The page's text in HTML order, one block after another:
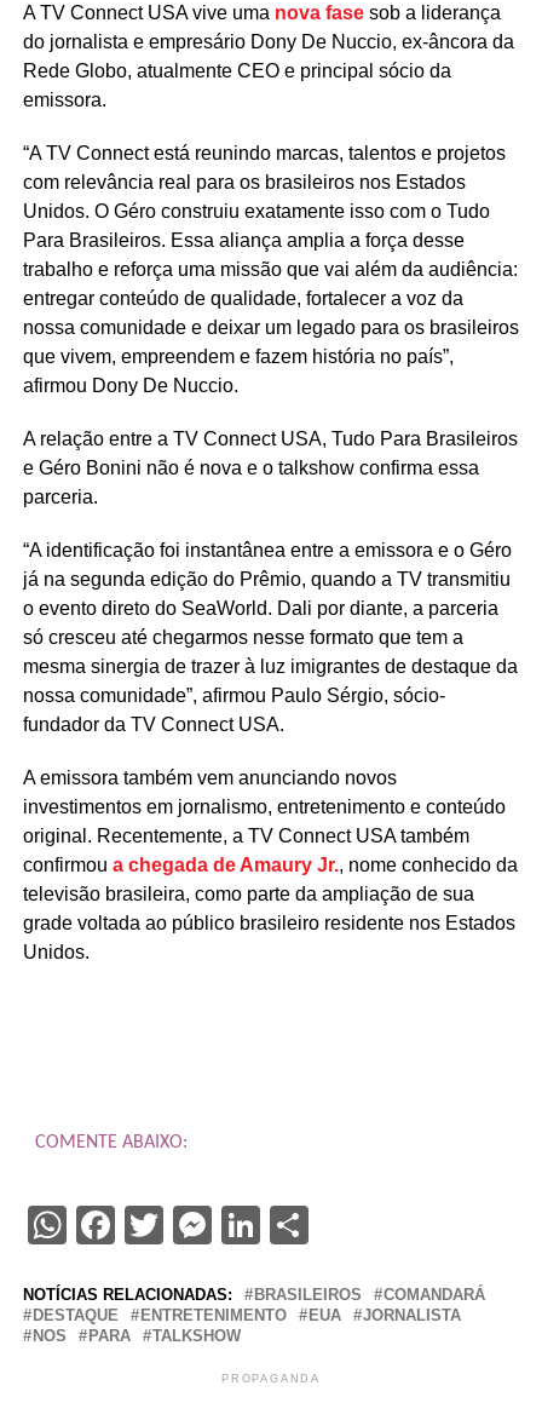
A TV Connect USA vive uma nova fasesob a liderança
do jornalista e empresário Dony De Nuccio, ex-âncora da
Rede Globo, atualmente CEO e principal sócio da
emissora.
“A TV Connect está reunindo marcas, talentos e projetos
com relevância real para os brasileiros nos Estados
Unidos. O Géro construiu exatamente isso com o Tudo
Para Brasileiros. Essa aliança amplia a força desse
trabalho e reforça uma missão que vai além da audiência:
entregar conteúdo de qualidade, fortalecer a voz da
nossa comunidade e deixar um legado para os brasileiros
que vivem, empreendem e fazem história no país”,
afirmou Dony De Nuccio.
A relação entre a TV Connect USA, Tudo Para Brasileiros
e Géro Bonini não é nova e o talkshow confirma essa
parceria.
“A identificação foi instantânea entre a emissora e o Géro
já na segunda edição do Prêmio, quando a TV transmitiu
o evento direto do SeaWorld. Dali por diante, a parceria
só cresceu até chegarmos nesse formato que tem a
mesma sinergia de trazer à luz imigrantes de destaque da
nossa comunidade”, afirmou Paulo Sérgio, sócio-
fundador da TV Connect USA.
A emissora também vem anunciando novos
investimentos em jornalismo, entretenimento e conteúdo
original. Recentemente, a TV Connect USA também
confirmou a chegada de Amaury Jr., nome conhecido da
televisão brasileira, como parte da ampliação de sua
grade voltada ao público brasileiro residente nos Estados
Unidos.
COMENTE ABAIXO:
WhatsApp
Facebook
Twitter
Messenger
LinkedIn
Share
NOTÍCIAS RELACIONADAS: BRASILEIROS
COMANDARÁ
DESTAQUE
ENTRETENIMENTO EUA
JORNALISTA
NOS
PARA TALKSHOW
PROPAGANDA